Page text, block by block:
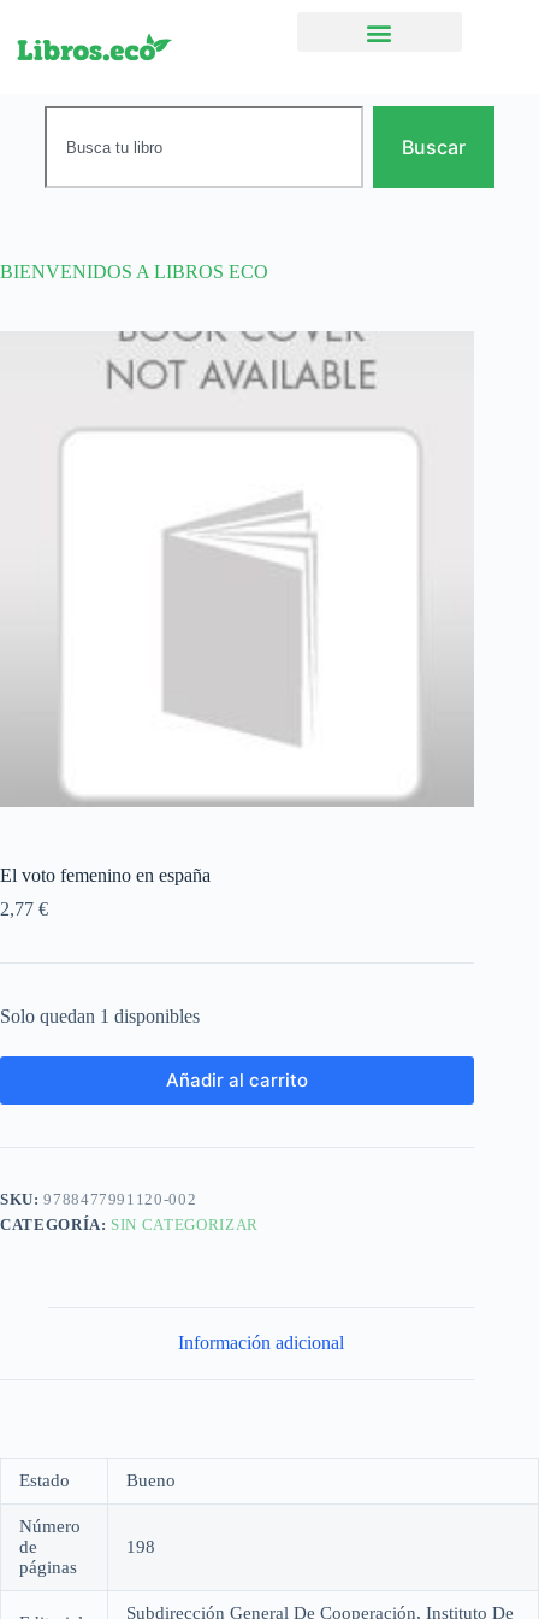
Buscar
BIENVENIDOS A LIBROS ECO
El voto femenino en españa
2,77 €
Solo quedan 1 disponibles
Añadir al carrito
SKU:9788477991120-002
CATEGORÍA: SIN CATEGORIZAR
Información adicional
Estado Bueno
Número
de
páginas
198
Subdirección General De Cooperación, Instituto De